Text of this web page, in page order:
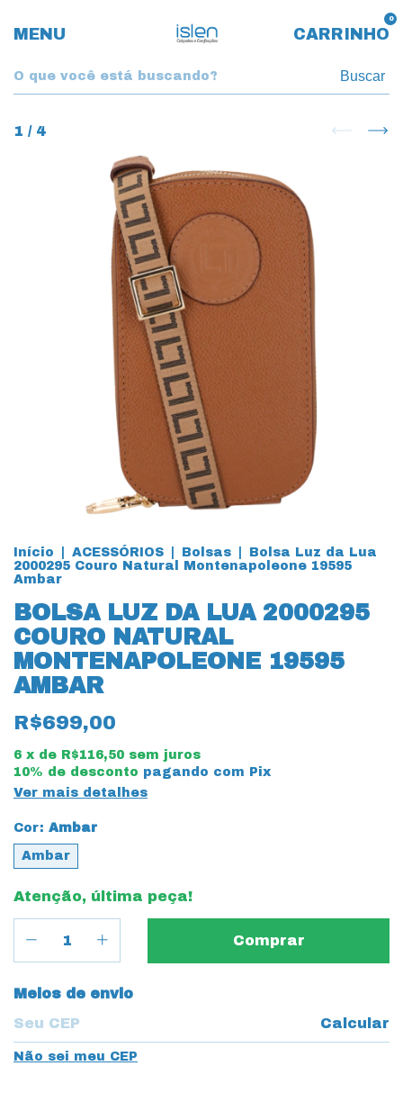
MENU CARRINHO
0
Buscar
1 / 4
Início ACESSÓRIOS Bolsas
Bolsa Luz da Lua
2000295 Couro Natural Montenapoleone 19595
Ambar
BOLSA LUZ DA LUA 2000295
COURO NATURAL
MONTENAPOLEONE 19595
AMBAR
R$699,00
6 x de R$116,50 sem juros
10% de desconto pagando com Pix
Ver mais detalhes
Cor: Ambar
Ambar
Atenção, última peça!
Entregas para o CEP:
Meios de envio
Calcular
Não sei meu CEP